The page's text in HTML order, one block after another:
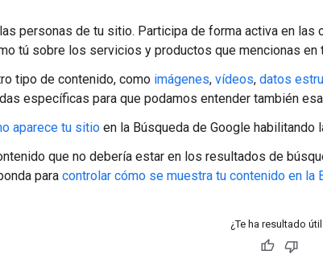
las personas de tu sitio. Participa de forma activa en
tú sobre los servicios y productos que mencionas en
tipo de contenido, como imágenes, vídeos, datos
específicas para que podamos entender también
aparece tu sitio en la Búsqueda de Google
que no debería estar en los resultados de
para controlar cómo se muestra tu contenido en la
¿Te ha resultado